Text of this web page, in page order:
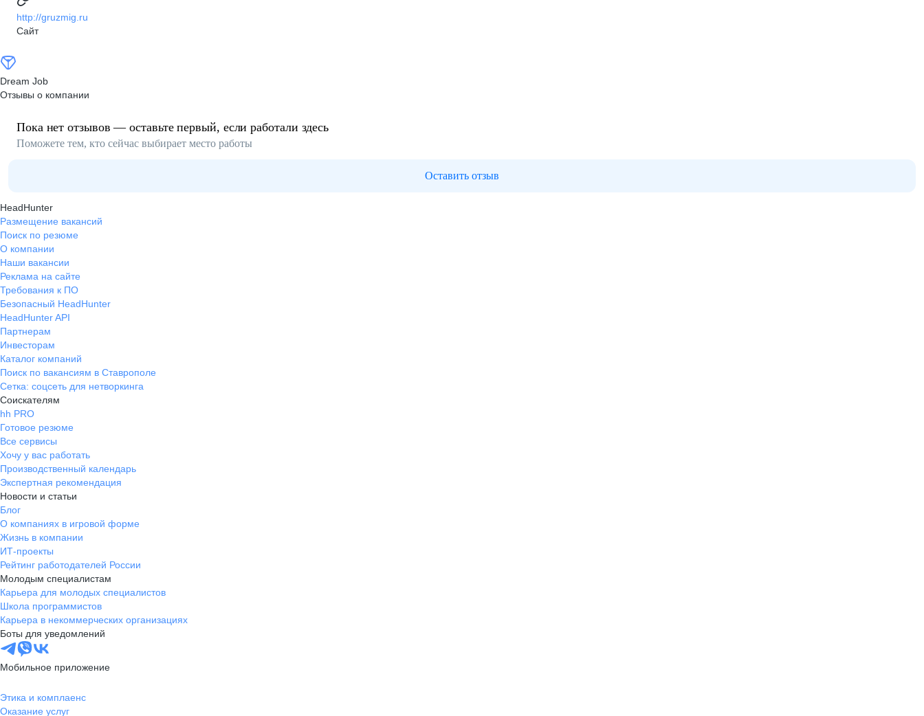
http://gruzmig.ru
Сайт
Dream Job
Отзывы о компании
Пока нет отзывов — оставьте первый, если работали здесь
Поможете тем, кто сейчас выбирает место работы
Оставить отзыв
HeadHunter
Размещение вакансий
Поиск по резюме
О компании
Наши вакансии
Реклама на сайте
Требования к ПО
Безопасный HeadHunter
HeadHunter API
Партнерам
Инвесторам
Каталог компаний
Поиск по вакансиям в Ставрополе
Сетка: соцсеть для нетворкинга
Соискателям
hh PRO
Готовое резюме
Все сервисы
Хочу у вас работать
Производственный календарь
Экспертная рекомендация
Новости и статьи
Блог
О компаниях в игровой форме
Жизнь в компании
ИТ-проекты
Рейтинг работодателей России
Молодым специалистам
Карьера для молодых специалистов
Школа программистов
Карьера в некоммерческих организациях
Боты для уведомлений
Мобильное приложение
Этика и комплаенс
Оказание услуг